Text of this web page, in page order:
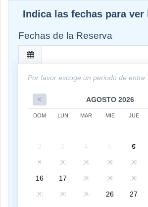
deportes acuáticos de la zona. Es una
donde siempre hay algo que hacer. Lo
¡Sin lugar a duda!
Indica las fechas para
Fechas de la Reserva
Por favor escoge un periodo de entre
< AGOSTO 2026
DOM LUN MAR MIE JUE
6
9
10 11 12 13
16
17 18 19 20
23
24 25 26 27